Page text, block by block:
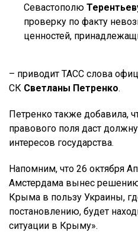
Севастополю
проверку по факту
ценностей,
– приводит ТАСС слова
СК Светланы Петренко.
Петренко также добавила,
правового поля даст
интересов государства.
Напомним, что 26 октября
Амстердама вынес
Крыма в пользу Украины,
постановлению, будет
ситуации в Крыму».